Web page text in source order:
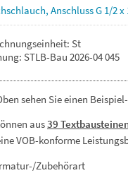
AnschlussG 1/2x
St
STLB-Bau 2026-04 045
sehen Sie einen
aus39
VOB-konforme
Zubehörart